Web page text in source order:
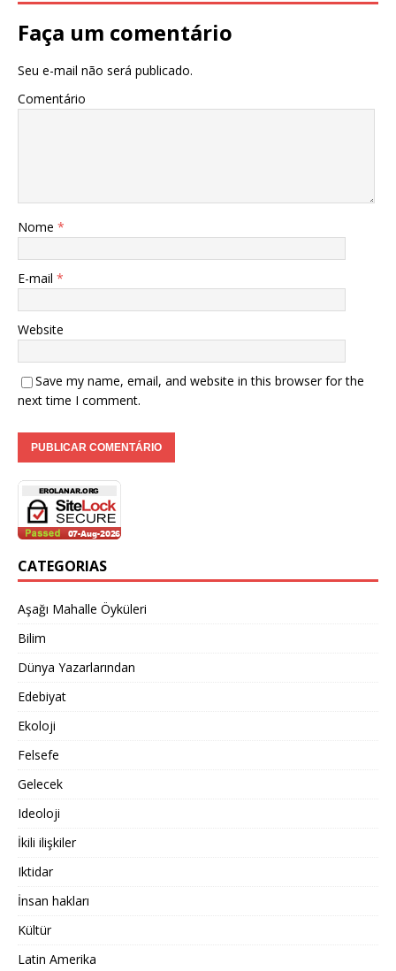
Faça um comentário
Seu e-mail não será publicado.
Comentário
Nome *
E-mail *
Website
Save my name, email, and website in this browser for the
next time I comment.
CATEGORIAS
Aşağı Mahalle Öyküleri
Bilim
Dünya Yazarlarından
Edebiyat
Ekoloji
Felsefe
Gelecek
Ideoloji
İkili ilişkiler
Iktidar
İnsan hakları
Kültür
Latin Amerika